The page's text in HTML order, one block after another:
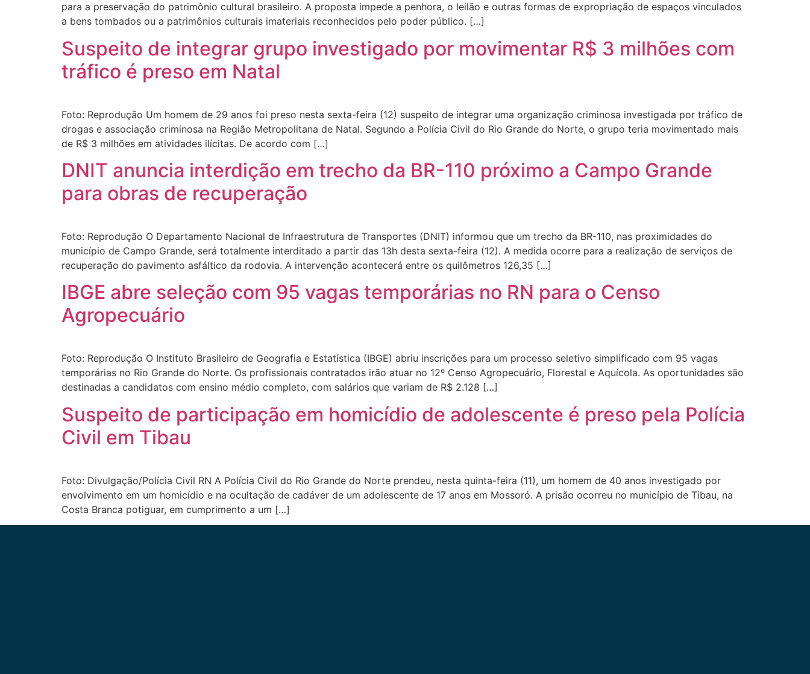
para a preservação do patrimônio cultural brasileiro. A proposta impede a penhora, o leilão e outras formas de expropriação de espaços vinculados
a bens tombados ou a patrimônios culturais imateriais reconhecidos pelo poder público. […]
Suspeito de integrar grupo investigado por movimentar R$ 3 milhões com
tráfico é preso em Natal
Foto: Reprodução Um homem de 29 anos foi preso nesta sexta-feira (12) suspeito de integrar uma organização criminosa investigada por tráfico de
drogas e associação criminosa na Região Metropolitana de Natal. Segundo a Polícia Civil do Rio Grande do Norte, o grupo teria movimentado mais
de R$ 3 milhões em atividades ilícitas. De acordo com […]
DNIT anuncia interdição em trecho da BR-110 próximo a Campo Grande
para obras de recuperação
Foto: Reprodução O Departamento Nacional de Infraestrutura de Transportes (DNIT) informou que um trecho da BR-110, nas proximidades do
município de Campo Grande, será totalmente interditado a partir das 13h desta sexta-feira (12). A medida ocorre para a realização de serviços de
recuperação do pavimento asfáltico da rodovia. A intervenção acontecerá entre os quilômetros 126,35 […]
IBGE abre seleção com 95 vagas temporárias no RN para o Censo
Agropecuário
Foto: Reprodução O Instituto Brasileiro de Geografia e Estatística (IBGE) abriu inscrições para um processo seletivo simplificado com 95 vagas
temporárias no Rio Grande do Norte. Os profissionais contratados irão atuar no 12º Censo Agropecuário, Florestal e Aquícola. As oportunidades são
destinadas a candidatos com ensino médio completo, com salários que variam de R$ 2.128 […]
Suspeito de participação em homicídio de adolescente é preso pela Polícia
Civil em Tibau
Foto: Divulgação/Polícia Civil RN A Polícia Civil do Rio Grande do Norte prendeu, nesta quinta-feira (11), um homem de 40 anos investigado por
envolvimento em um homicídio e na ocultação de cadáver de um adolescente de 17 anos em Mossoró. A prisão ocorreu no município de Tibau, na
Costa Branca potiguar, em cumprimento a um […]